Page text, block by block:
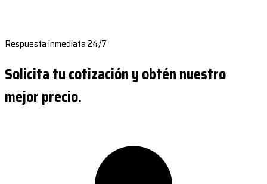
Respuesta inmediata 24/7
Solicita tu cotización y obtén nuestro
mejor precio.